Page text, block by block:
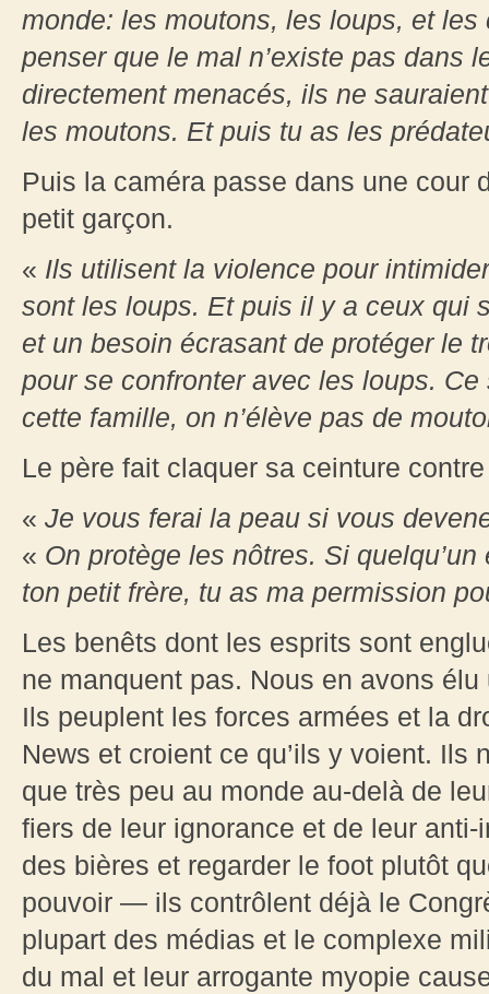
monde: les moutons, les loups, et
penser que le mal n’existe pas dans
directement menacés, ils ne
les moutons. Et puis tu as les
Puis la caméra passe dans une cour
petit garçon.
« Ils utilisent la violence pour
sont les loups. Et puis il y a ceux qui
et un besoin écrasant de protéger le
pour se confronter avec les loups.
cette famille, on n’élève pas de
Le père fait claquer sa ceinture
« Je vous ferai la peau si vous
« On protège les nôtres. Si
ton petit frère, tu as ma permission
Les benêts dont les esprits sont
ne manquent pas. Nous en avons
Ils peuplent les forces armées et la
News et croient ce qu’ils y voient. Ils
que très peu au monde au-delà de
fiers de leur ignorance et de leur
des bières et regarder le foot plutôt
pouvoir — ils contrôlent déjà le
plupart des médias et le complexe
du mal et leur arrogante myopie